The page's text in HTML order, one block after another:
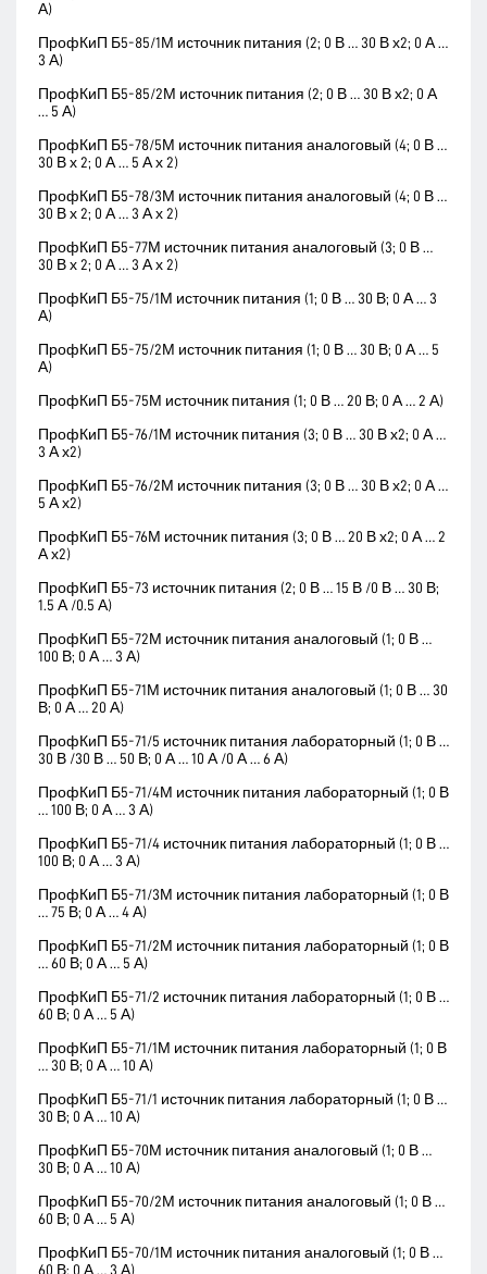
А)
ПрофКиП Б5-85/1М источник питания (2; 0 В … 30 В х2; 0 А …
3 А)
ПрофКиП Б5-85/2М источник питания (2; 0 В … 30 В х2; 0 А
… 5 А)
ПрофКиП Б5-78/5М источник питания аналоговый (4; 0 В …
30 В х 2; 0 А … 5 А х 2)
ПрофКиП Б5-78/3М источник питания аналоговый (4; 0 В …
30 В х 2; 0 А … 3 А х 2)
ПрофКиП Б5-77М источник питания аналоговый (3; 0 В …
30 В х 2; 0 А … 3 А х 2)
ПрофКиП Б5-75/1М источник питания (1; 0 В … 30 В; 0 А … 3
А)
ПрофКиП Б5-75/2М источник питания (1; 0 В … 30 В; 0 А … 5
А)
ПрофКиП Б5-75М источник питания (1; 0 В … 20 В; 0 А … 2 А)
ПрофКиП Б5-76/1М источник питания (3; 0 В … 30 В х2; 0 А …
3 А х2)
ПрофКиП Б5-76/2М источник питания (3; 0 В … 30 В х2; 0 А …
5 А х2)
ПрофКиП Б5-76М источник питания (3; 0 В … 20 В х2; 0 А … 2
А х2)
ПрофКиП Б5-73 источник питания (2; 0 В … 15 В /0 В … 30 В;
1.5 А /0.5 А)
ПрофКиП Б5-72М источник питания аналоговый (1; 0 В …
100 В; 0 А … 3 А)
ПрофКиП Б5-71М источник питания аналоговый (1; 0 В … 30
В; 0 А … 20 А)
ПрофКиП Б5-71/5 источник питания лабораторный (1; 0 В …
30 В /30 В … 50 В; 0 А … 10 А /0 А … 6 А)
ПрофКиП Б5-71/4М источник питания лабораторный (1; 0 В
… 100 В; 0 А … 3 А)
ПрофКиП Б5-71/4 источник питания лабораторный (1; 0 В …
100 В; 0 А … 3 А)
ПрофКиП Б5-71/3М источник питания лабораторный (1; 0 В
… 75 В; 0 А … 4 А)
ПрофКиП Б5-71/2М источник питания лабораторный (1; 0 В
… 60 В; 0 А … 5 А)
ПрофКиП Б5-71/2 источник питания лабораторный (1; 0 В …
60 В; 0 А … 5 А)
ПрофКиП Б5-71/1М источник питания лабораторный (1; 0 В
… 30 В; 0 А … 10 А)
ПрофКиП Б5-71/1 источник питания лабораторный (1; 0 В …
30 В; 0 А … 10 А)
ПрофКиП Б5-70М источник питания аналоговый (1; 0 В …
30 В; 0 А … 10 А)
ПрофКиП Б5-70/2М источник питания аналоговый (1; 0 В …
60 В; 0 А … 5 А)
ПрофКиП Б5-70/1М источник питания аналоговый (1; 0 В …
60 В; 0 А … 3 А)